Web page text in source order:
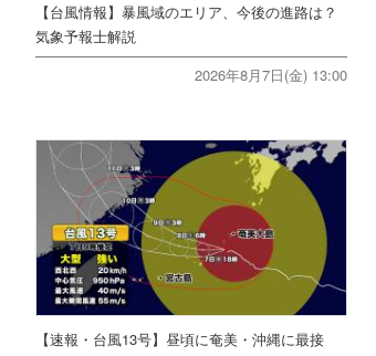
【台風情報】暴風域のエリア、今後の進路は？
気象予報士解説
2026年8月7日(金) 13:00
【速報・台風13号】昼頃に奄美・沖縄に最接